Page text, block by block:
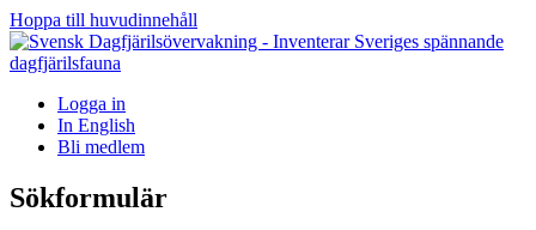
Hoppa till huvudinnehåll
Logga in
In English
Bli medlem
Sökformulär